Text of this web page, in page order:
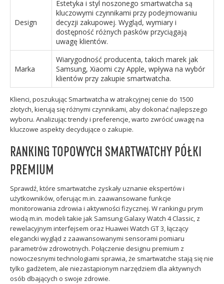
Design
Estetyka i styl noszonego smartwatcha są
kluczowymi czynnikami przy podejmowaniu
decyzji zakupowej. Wygląd, wymiary i
dostępność różnych pasków przyciągają
uwagę klientów.
Marka
Wiarygodność producenta, takich marek jak
Samsung, Xiaomi czy Apple, wpływa na wybór
klientów przy zakupie smartwatcha.
Klienci, poszukując Smartwatcha w atrakcyjnej cenie do 1500
złotych, kierują się różnymi czynnikami, aby dokonać najlepszego
wyboru. Analizując trendy i preferencje, warto zwrócić uwagę na
kluczowe aspekty decydujące o zakupie.
RANKING TOPOWYCH SMARTWATCHY PÓŁKI
PREMIUM
Sprawdź, które smartwatche zyskały uznanie ekspertów i
użytkowników, oferując m.in. zaawansowane funkcje
monitorowania zdrowia i aktywności fizycznej. W rankingu prym
wiodą m.in. modeli takie jak Samsung Galaxy Watch 4 Classic, z
rewelacyjnym interfejsem oraz Huawei Watch GT 3, łączący
elegancki wygląd z zaawansowanymi sensorami pomiaru
parametrów zdrowotnych. Połączenie designu premium z
nowoczesnymi technologiami sprawia, że smartwatche stają się nie
tylko gadżetem, ale niezastąpionym narzędziem dla aktywnych
osób dbających o swoje zdrowie.